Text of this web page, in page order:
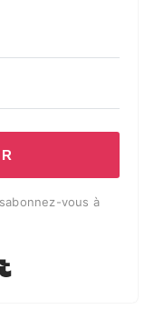
vous à
Built with Kit